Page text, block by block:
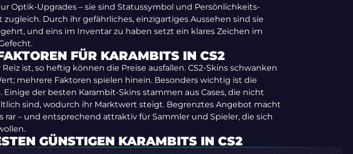
Optik-Upgrades – sie sind Statussymbol und Persönlichkeits-
zugleich. Durch ihr gefährliches, einzigartiges Aussehen sind sie
und eins im Inventar zu haben setzt ein klares Zeichen im
FÜR KARAMBITS IN CS2
Reiz ist, so heftig können die Preise ausfallen. CS2-Skins schwanken
mehrere Faktoren spielen hinein. Besonders wichtig ist die
Einige der besten Karambit-Skins stammen aus Cases, die nicht
sind, wodurch ihr Marktwert steigt. Begrenztes Angebot macht
rar – und entsprechend attraktiv für Sammler und Spieler, die sich
GÜNSTIGEN KARAMBITS IN CS2